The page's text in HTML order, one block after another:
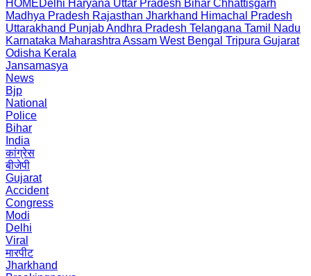
HOMEDelhi Haryana Uttar Pradesh Bihar Chhattisgarh
Madhya Pradesh Rajasthan Jharkhand Himachal Pradesh
Uttarakhand PunjabAndhra Pradesh Telangana Tamil Nadu
Karnataka Maharashtra Assam West Bengal Tripura Gujarat
Odisha Kerala
Jansamasya
News
Bjp
National
Police
Bihar
India
कांग्रेस
बीजेपी
Gujarat
Accident
Congress
Modi
Delhi
Viral
मारपीट
Jharkhand